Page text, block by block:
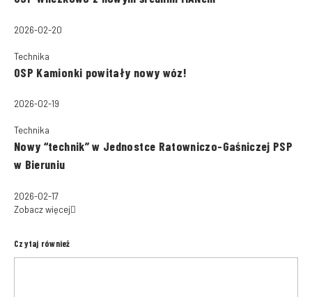
2026-02-20
Technika
OSP Kamionki powitały nowy wóz!
2026-02-19
Technika
Nowy “technik” w Jednostce Ratowniczo-Gaśniczej PSP
w Bieruniu
2026-02-17
Zobacz więcej
Czytaj również